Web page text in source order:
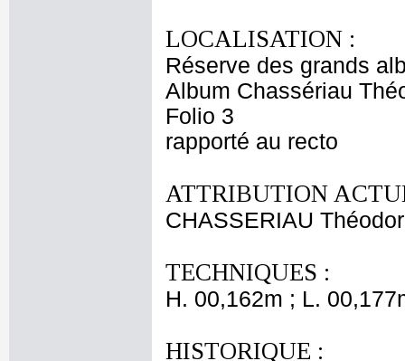
LOCALISATION :
Réserve des grands
Album Chassériau
Folio 3
rapporté au recto
ATTRIBUTION
CHASSERIAU
TECHNIQUES :
H. 00,162m ; L.
HISTORIQUE :